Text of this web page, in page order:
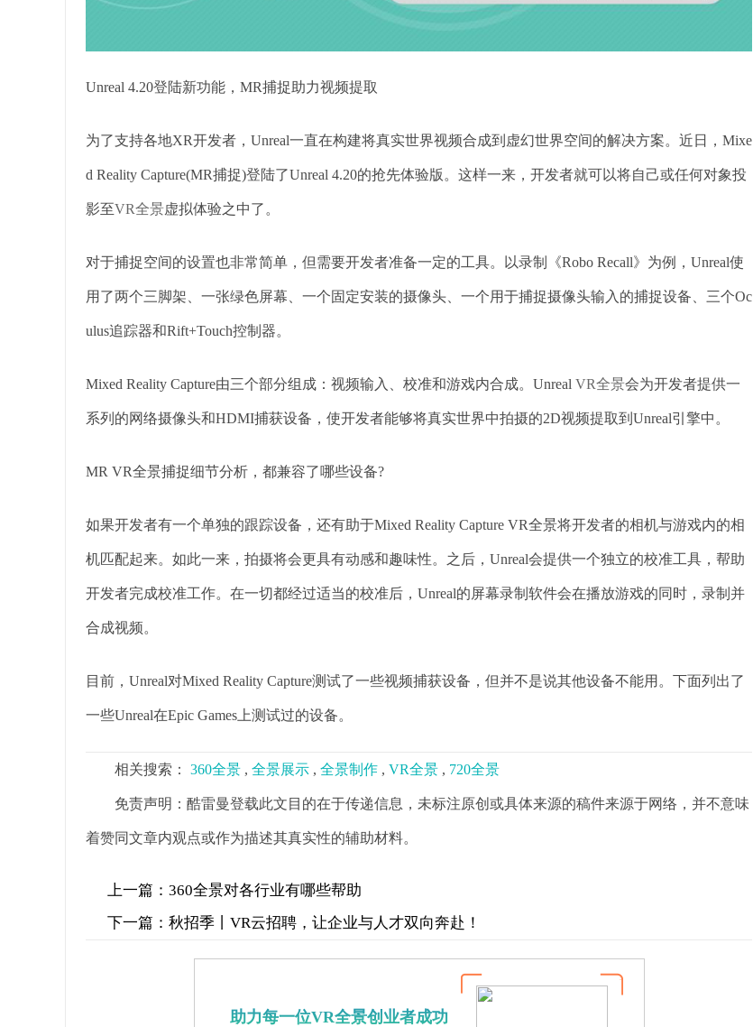
Unreal 4.20登陆新功能，MR捕捉助力视频提取
为了支持各地XR开发者，Unreal一直在构建将真实世界视频合成到虚幻世界空间的解决方案。近日，Mixe
d Reality Capture(MR捕捉)登陆了Unreal 4.20的抢先体验版。这样一来，开发者就可以将自己或任何对象投
影至VR全景虚拟体验之中了。
对于捕捉空间的设置也非常简单，但需要开发者准备一定的工具。以录制《Robo Recall》为例，Unreal使
用了两个三脚架、一张绿色屏幕、一个固定安装的摄像头、一个用于捕捉摄像头输入的捕捉设备、三个Oc
ulus追踪器和Rift+Touch控制器。
Mixed Reality Capture由三个部分组成：视频输入、校准和游戏内合成。Unreal VR全景会为开发者提供一
系列的网络摄像头和HDMI捕获设备，使开发者能够将真实世界中拍摄的2D视频提取到Unreal引擎中。
MR VR全景捕捉细节分析，都兼容了哪些设备?
如果开发者有一个单独的跟踪设备，还有助于Mixed Reality Capture VR全景将开发者的相机与游戏内的相
机匹配起来。如此一来，拍摄将会更具有动感和趣味性。之后，Unreal会提供一个独立的校准工具，帮助
开发者完成校准工作。在一切都经过适当的校准后，Unreal的屏幕录制软件会在播放游戏的同时，录制并
合成视频。
目前，Unreal对Mixed Reality Capture测试了一些视频捕获设备，但并不是说其他设备不能用。下面列出了
一些Unreal在Epic Games上测试过的设备。
相关搜索： 360全景 , 全景展示 , 全景制作 , VR全景 , 720全景
免责声明：酷雷曼登载此文目的在于传递信息，未标注原创或具体来源的稿件来源于网络，并不意味
着赞同文章内观点或作为描述其真实性的辅助材料。
上一篇： 360全景对各行业有哪些帮助
下一篇： 秋招季丨VR云招聘，让企业与人才双向奔赴！
助力每一位VR全景创业者成功